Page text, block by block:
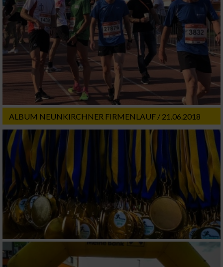
ALBUM NEUNKIRCHNER FIRMENLAUF / 21.06.2018